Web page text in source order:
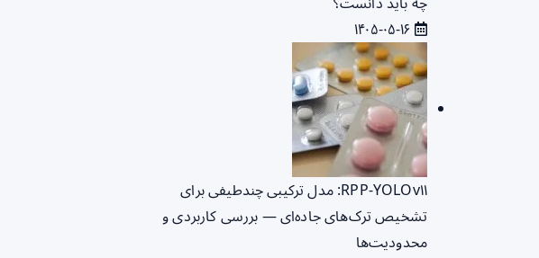
RPP‑YOLOv۱۱: مدل ترکیبی چندطیفی برای
تشخیص ترک‌های جاده‌ای — بررسی کاربردی و
محدودیت‌ها